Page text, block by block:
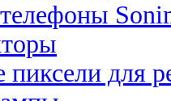
пиксели для